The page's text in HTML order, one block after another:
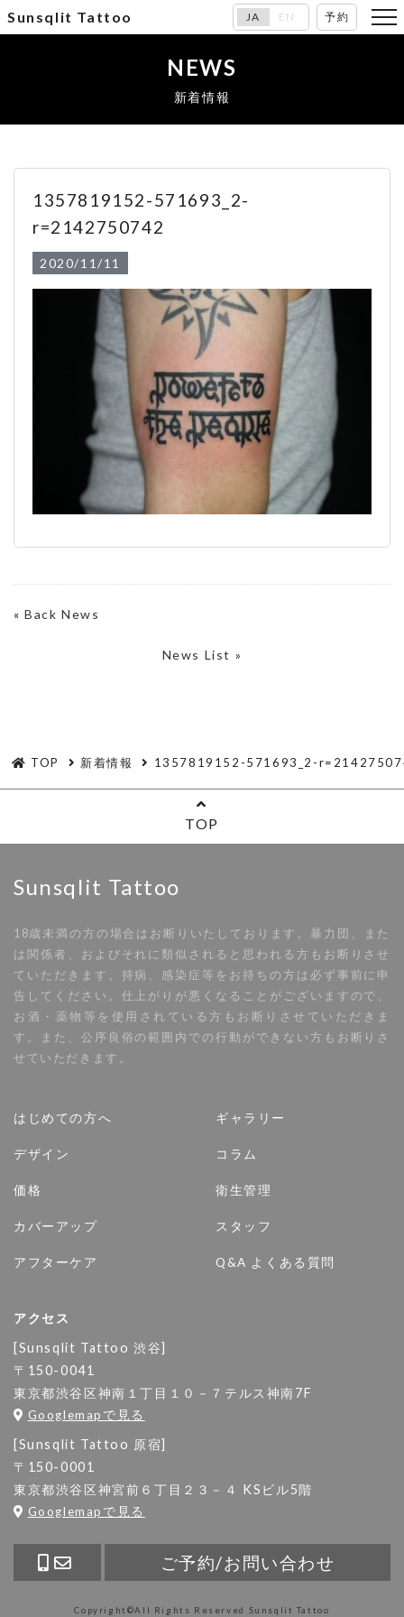
Sunsqlit Tattoo JA EN 予約
NEWS
新着情報
1357819152-571693_2-
r=2142750742
2020/11/11
«Back News
News List »
TOP 新着情報 1357819152-571693_2-
TOP
Sunsqlit Tattoo
18歳未満の方の場合はお断りいたしております。暴力団、また
は関係者、およびそれに類似されると思われる方もお断りさせ
ていただきます。持病、感染症等をお持ちの方は必ず事前に申
告してください。仕上がりが悪くなることがございますので、
お酒・薬物等を使用されている方もお断りさせていただきま
す。また、公序良俗の範囲内での行動ができない方もお断りさ
せていただきます。
はじめての方へ
デザイン
価格
カバーアップ
アフターケア
ギャラリー
コラム
衛生管理
スタッフ
Q&A よくある質問
アクセス
[Sunsqlit Tattoo 渋谷]
〒150-0041
東京都渋谷区神南１丁目１０－７テルス神南7F
Googlemapで見る
[Sunsqlit Tattoo 原宿]
〒150-0001
東京都渋谷区神宮前６丁目２３－４ KSビル5階
Googlemapで見る
ご予約/お問い合わせ
Copyright©All Rights Reserved Sunsqlit Tattoo